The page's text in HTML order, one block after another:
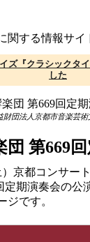
関する情報サイ
ズ『クラシックタ
した
財団法人京都市音楽芸術
団 第669
）京都コンサー
定期演奏会の公
ジです。